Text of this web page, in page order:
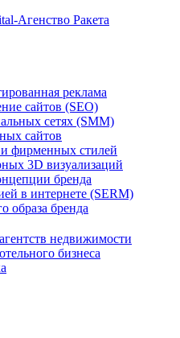
реклама
сайтов (SEO)
сетях (SMM)
сайтов
фирменных стилей
3D визуализаций
бренда
в интернете (SERM)
образа бренда
недвижимости
бизнеса